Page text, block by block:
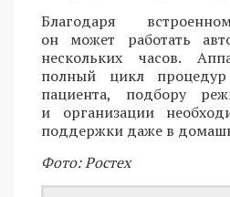
Благодаря
он может работать
нескольких часов.
полный цикл
пациента, подбору
и организации
поддержки даже в
Фото: Ростех